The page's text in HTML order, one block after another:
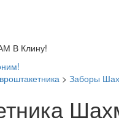
В Клину!
> Заборы